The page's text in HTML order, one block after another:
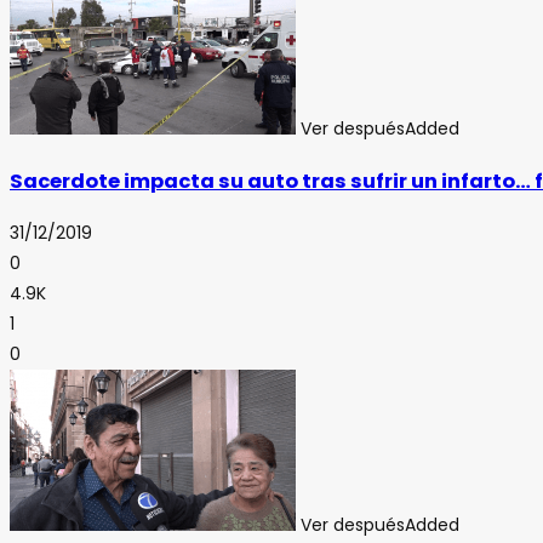
Ver despuésAdded
Sacerdote impacta su auto tras sufrir un infarto…
31/12/2019
0
4.9K
1
0
Ver despuésAdded